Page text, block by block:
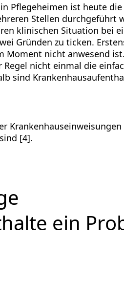
Pflegeheimen ist heute
Stellen durchgeführt
klinischen Situation bei
Gründen zu ticken.
Moment nicht anwesend
nicht einmal die
sind
Krankenhauseinweisungen
[4].
ein